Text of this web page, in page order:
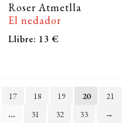
Roser Atmetlla
El nedador
Llibre: 13 €
17 18 19 20
21
… 31 32 33 →